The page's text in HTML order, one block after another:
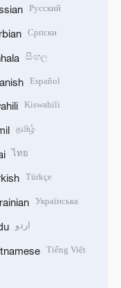
Русский
Српски
සිංහල
Español
Kiswahili
தமிழ்
ไทย
Türkçe
Українська
اردو
Tiếng Việt